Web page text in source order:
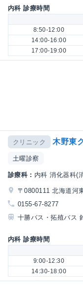
内科 診療時間
8:50-12:00
14:00-16:00
17:00-19:00
クリニック 木野東
土曜診察
診療科： 内科 消化器科(
〒0800111 北海道河
0155-67-8277
十勝バス・拓殖バス
内科 診療時間
9:00-12:30
14:30-18:00